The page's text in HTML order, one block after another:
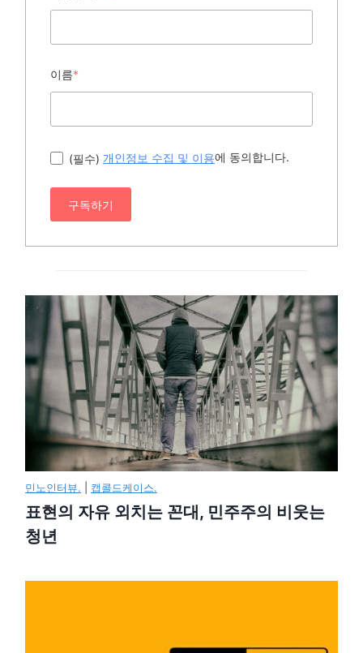
이름*
(필수) 개인정보 수집 및 이용에 동의합니다.
구독하기
민노인터뷰. 캡콜드케이스.
표현의 자유 외치는 꼰대, 민주주의 비웃는
청년